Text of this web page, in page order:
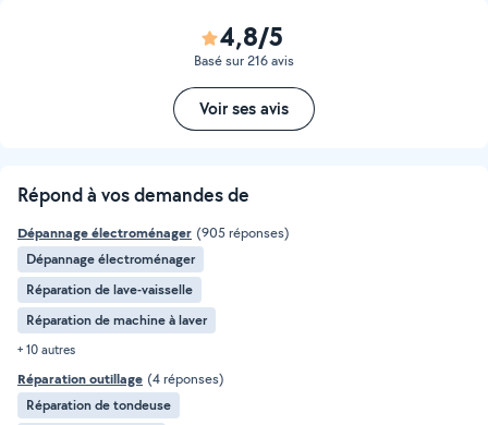
4,8/5
Basé sur 216 avis
Voir ses avis
Répond à vos demandes de
Dépannage électroménager (905 réponses)
Dépannage électroménager
Réparation de lave-vaisselle
Réparation de machine à laver
+ 10 autres
Réparation outillage (4 réponses)
Réparation de tondeuse